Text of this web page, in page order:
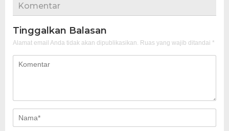
Komentar
Tinggalkan Balasan
Alamat email Anda tidak akan dipublikasikan. Ruas yang wajib ditandai *